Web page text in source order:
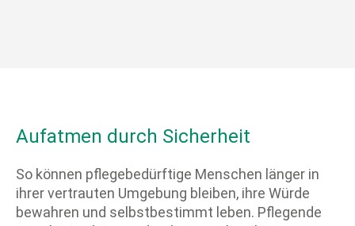
Aufatmen durch Sicherheit
So können pflegebedürftige Menschen länger in
ihrer vertrauten Umgebung bleiben, ihre Würde
bewahren und selbstbestimmt leben. Pflegende